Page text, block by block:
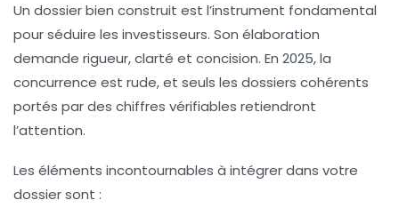
Un dossier bien construit est l’instrument fondamental
pour séduire les investisseurs. Son élaboration
demande rigueur, clarté et concision. En 2025, la
concurrence est rude, et seuls les dossiers cohérents
portés par des chiffres vérifiables retiendront
l’attention.
Les éléments incontournables à intégrer dans votre
dossier sont :